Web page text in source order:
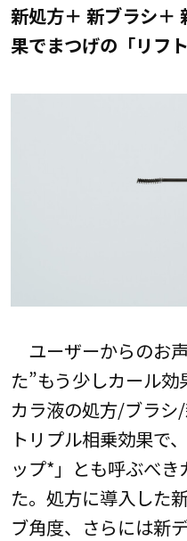
新処方＋ 新ブラシ＋
果でまつげの「リフ
ユーザーからのお
た”もう少しカール
カラ液の処方/ブラ
トリプル相乗効果で
ップ*」とも呼ぶべ
た。処方に導入した
ブ角度、さらには新